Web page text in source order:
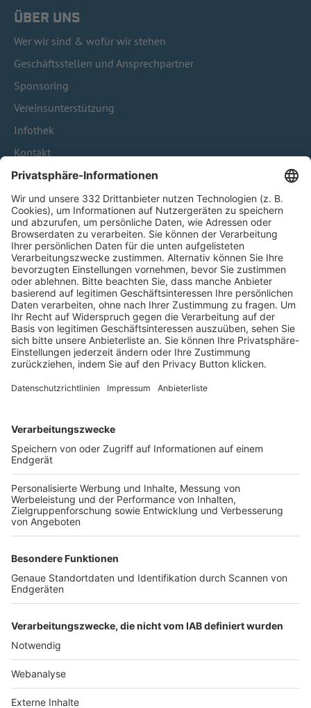
ÜBER UNS
Wer wir sind & wofür wir stehen
Geschäftsstellen und Ansprechpartner
Sponsoring
Vereinsunterstützung
Infothek
Kontakt
HÄUFIG BESUCHTE SEITEN
Pässe und Vereinswechsel
Trainerausbildung
Schulungsangebot Vereinsmitarbeiter
BFV-Geschäftsstellen
Trainerbörse
Login SpielPlus
FOLGE DEM BFV
TOP-VEREINE
TOP-PARTNER
Nutzungsbedingungen Datenschutz Impressum